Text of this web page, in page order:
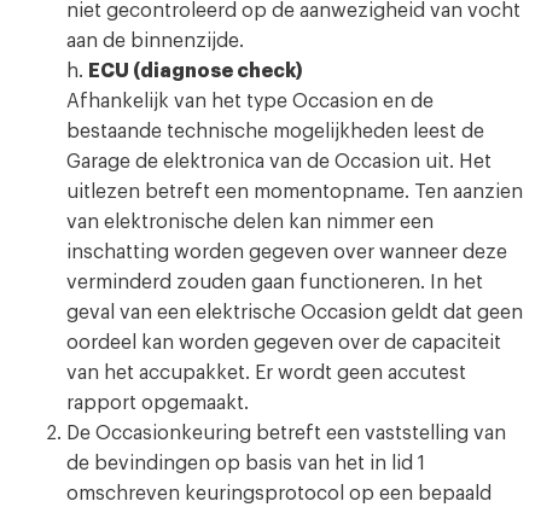
niet gecontroleerd op de aanwezigheid van vocht
aan de binnenzijde.
h. ECU (diagnose check)
Afhankelijk van het type Occasion en de
bestaande technische mogelijkheden leest de
Garage de elektronica van de Occasion uit. Het
uitlezen betreft een momentopname. Ten aanzien
van elektronische delen kan nimmer een
inschatting worden gegeven over wanneer deze
verminderd zouden gaan functioneren. In het
geval van een elektrische Occasion geldt dat geen
oordeel kan worden gegeven over de capaciteit
van het accupakket. Er wordt geen accutest
rapport opgemaakt.
De Occasionkeuring betreft een vaststelling van
de bevindingen op basis van het in lid 1
omschreven keuringsprotocol op een bepaald